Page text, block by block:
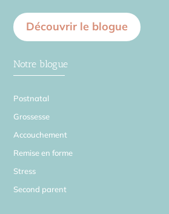
Découvrir le blogue
Notre blogue
Postnatal
Grossesse
Accouchement
Remise en forme
Stress
Second parent